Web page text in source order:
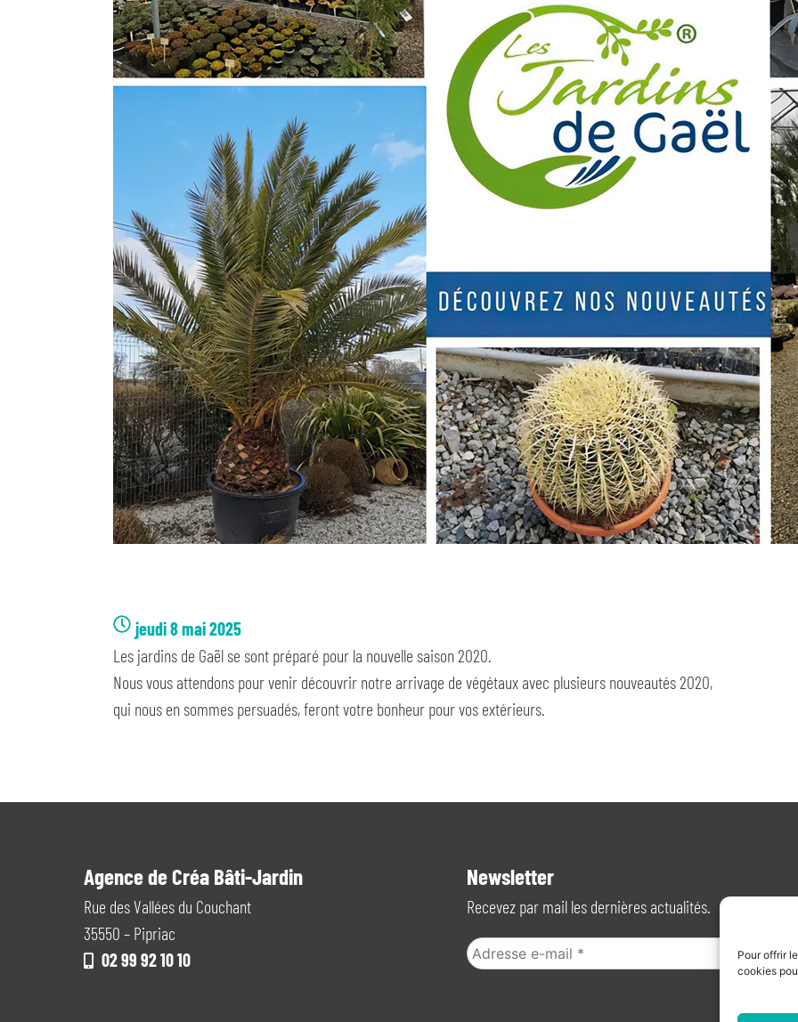
Pour offrir
cookies
jeudi 8 mai 2025
Les jardins de Gaël se sont préparé pour la nouvelle saison 2020.
Nous vous attendons pour venir découvrir notre arrivage de végétaux avec plusieurs nouveautés 2020,
qui nous en sommes persuadés, feront votre bonheur pour vos extérieurs.
Agence de Créa Bâti-Jardin
Rue des Vallées du Couchant
35550 – Pipriac
02 99 92 10 10
Newsletter
Recevez par mail les dernières actualités.